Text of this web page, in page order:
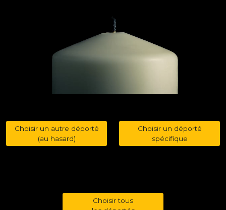
Choisir un autre déporté
(au hasard)
Choisir un déporté
spécifique
Choisir tous